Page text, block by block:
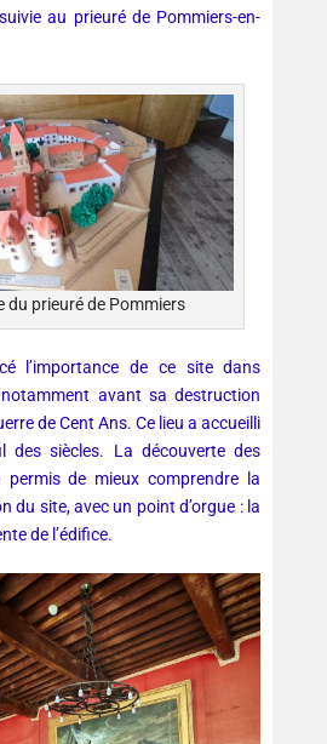
au prieuré de Pommiers-en-
du prieuré de Pommiers
l’importance de ce site dans
notamment avant sa destruction
de Cent Ans. Ce lieu a accueilli
des siècles. La découverte des
de mieux comprendre la
du site, avec un point d’orgue : la
de l’édifice.